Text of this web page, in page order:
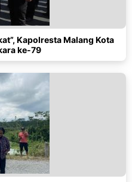
Kapolresta Malang Kota
ke-79